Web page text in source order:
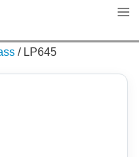
/ LP645